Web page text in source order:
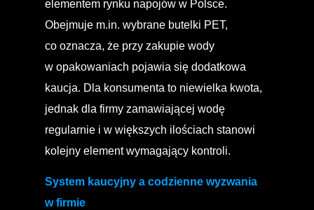
elementem rynku napojów w Polsce.
Obejmuje m.in. wybrane butelki PET,
co oznacza, że przy zakupie wody
w opakowaniach pojawia się dodatkowa
kaucja. Dla konsumenta to niewielka kwota,
jednak dla firmy zamawiającej wodę
regularnie i w większych ilościach stanowi
kolejny element wymagający kontroli.
System kaucyjny a codzienne wyzwania
w firmie